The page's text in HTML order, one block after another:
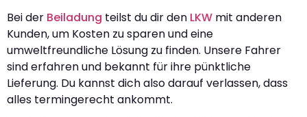
Bei der Beiladung teilst du dir den LKW mit anderen
Kunden, um Kosten zu sparen und eine
umweltfreundliche Lösung zu finden. Unsere Fahrer
sind erfahren und bekannt für ihre pünktliche
Lieferung. Du kannst dich also darauf verlassen, dass
alles termingerecht ankommt.